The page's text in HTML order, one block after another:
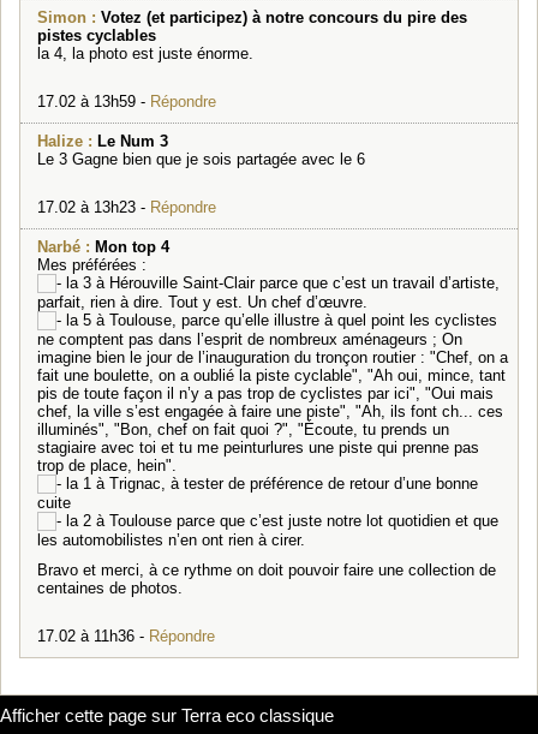
Simon : Votez (et participez) à notre concours du pire des
pistes cyclables
la 4, la photo est juste énorme.
17.02 à 13h59 - Répondre
Halize : Le Num 3
Le 3 Gagne bien que je sois partagée avec le 6
17.02 à 13h23 - Répondre
Narbé : Mon top 4
Mes préférées :
la 3 à Hérouville Saint-Clair parce que c’est un travail d’artiste,
parfait, rien à dire. Tout y est. Un chef d’œuvre.
la 5 à Toulouse, parce qu’elle illustre à quel point les cyclistes
ne comptent pas dans l’esprit de nombreux aménageurs ; On
imagine bien le jour de l’inauguration du tronçon routier : "Chef, on a
fait une boulette, on a oublié la piste cyclable", "Ah oui, mince, tant
pis de toute façon il n’y a pas trop de cyclistes par ici", "Oui mais
chef, la ville s’est engagée à faire une piste", "Ah, ils font ch... ces
illuminés", "Bon, chef on fait quoi ?", "Écoute, tu prends un
stagiaire avec toi et tu me peinturlures une piste qui prenne pas
trop de place, hein".
la 1 à Trignac, à tester de préférence de retour d’une bonne
cuite
la 2 à Toulouse parce que c’est juste notre lot quotidien et que
les automobilistes n’en ont rien à cirer.
Bravo et merci, à ce rythme on doit pouvoir faire une collection de
centaines de photos.
17.02 à 11h36 - Répondre
Afficher cette page sur Terra eco classique